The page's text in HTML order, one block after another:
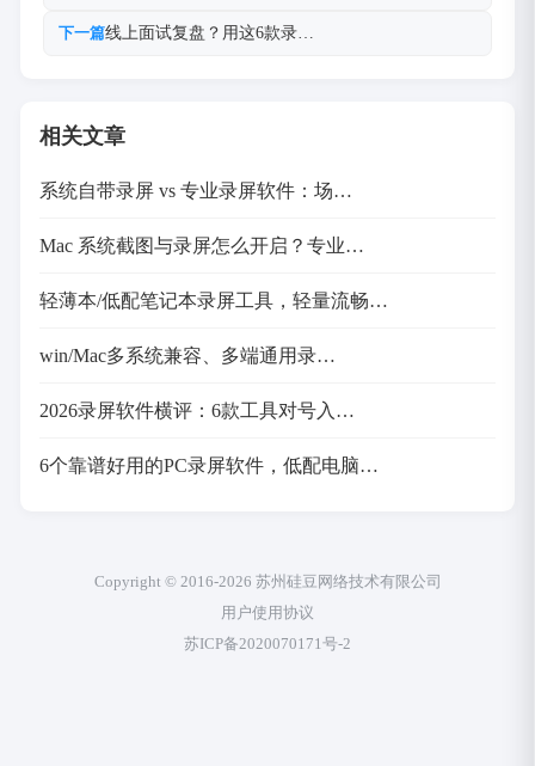
下一篇线上面试复盘？用这6款录…
相关文章
系统自带录屏 vs 专业录屏软件：场…
Mac 系统截图与录屏怎么开启？专业…
轻薄本/低配笔记本录屏工具，轻量流畅…
win/Mac多系统兼容、多端通用录…
2026录屏软件横评：6款工具对号入…
6个靠谱好用的PC录屏软件，低配电脑…
Copyright © 2016-2026 苏州硅豆网络技术有限公司
用户使用协议
苏ICP备2020070171号-2